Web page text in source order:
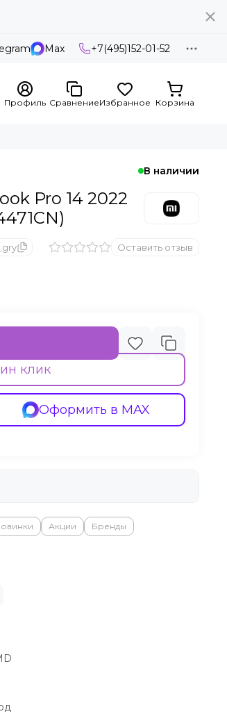
Max +7(495)152-01-52
Профиль СравнениеИзбранное Корзина
В наличии
Pro 14 2022
Оставить отзыв
Оформить в MAX
клик
Акции
Бренды